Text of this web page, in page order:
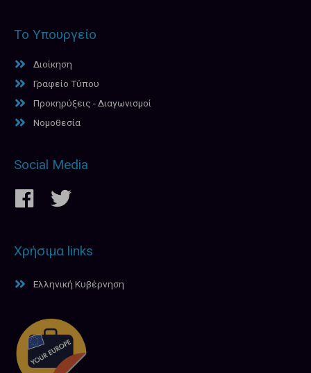
Το Υπουργείο
Διοίκηση
Γραφείο Τύπου
Προκηρύξεις - Διαγωνισμοί
Νομοθεσία
Social Media
Χρήσιμα links
Ελληνική Κυβέρνηση